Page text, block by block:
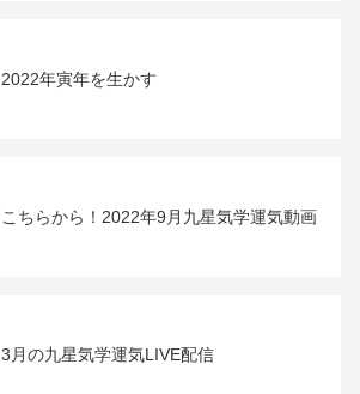
2022年寅年を生かす
こちらから！2022年9月九星気学運気動画
3月の九星気学運気LIVE配信